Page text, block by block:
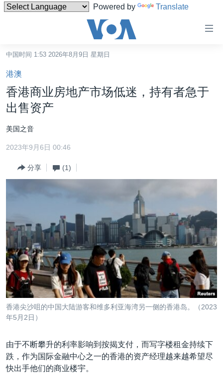
Powered by Translate
碍
链
接
转
内
容
到
转
到
检
索
中国
最新国际新闻
欧洲
非洲
美洲
全球议题
分类新闻
科教·文娱·体健
军事
劳工
环境
白宫要闻
国会报道
美中关系
美国建国250周年
埃博拉疫情
美国之音专访
台海两岸关系
南中国海争端
VOA视频
VOA今日焦点
中文广播
关注我们
其他语言网站
中国时间 1:53 2026年8月9日 星期日
港澳
香港商业房地产市场低迷，持有者急于
出售资产
美国之音
2023年9月6日 00:46
分享 (1)
香港尖沙咀的中国大陆游客和维多利亚海湾另一侧的香港岛。（2023
年5月2日）
由于不断攀升的利率影响到按揭支付，而写字楼租金持续下
跌，作为国际金融中心之一的香港的资产经理越来越希望尽
快出手他们的商业楼宇。